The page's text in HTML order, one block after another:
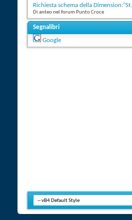
Richiesta schema della
Di anteo nel forum Punto Croce
Segnalibri
Google